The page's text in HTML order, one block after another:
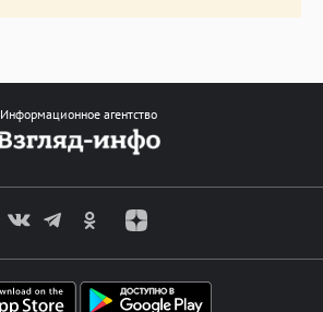
Информационное агентство